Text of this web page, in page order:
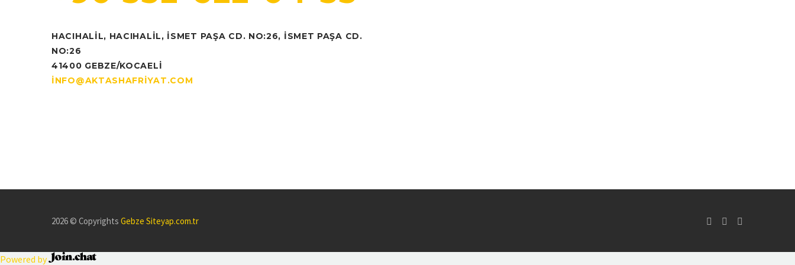
HACIHALIL, HACIHALIL, İSMET PAŞA CD. NO:26, İSMET PAŞA CD.
NO:26
41400 GEBZE/KOCAELI
INFO@AKTASHAFRIYAT.COM
2026 © Copyrights Gebze Siteyap.com.tr
Powered by